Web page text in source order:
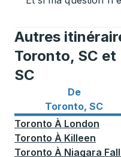
Autres
Toronto, SC
SC
De
Toronto, SC
Itinéraires de bus
Toronto À London
Toronto À Killeen
Toronto À Niagara